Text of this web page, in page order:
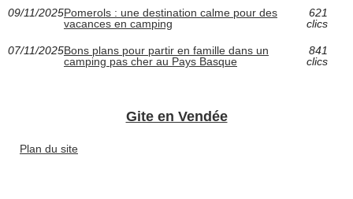
09/11/2025Pomerols : une destination calme pour des
vacances en camping
621
clics
07/11/2025Bons plans pour partir en famille dans un
camping pas cher au Pays Basque
841
clics
Gite en Vendée
Plan du site